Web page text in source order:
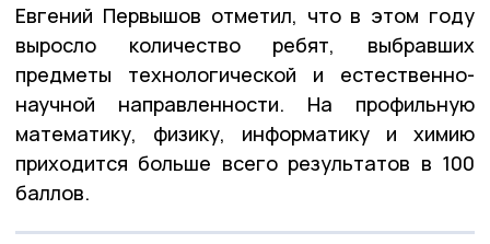
Евгений Первышов отметил, что в этом году
выросло количество ребят, выбравших
предметы технологической и естественно-
научной направленности. На профильную
математику, физику, информатику и химию
приходится больше всего результатов в 100
баллов.